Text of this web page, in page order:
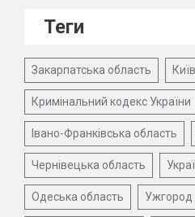
Теги
Закарпатська область Київ
Кримінальний кодекс України
Івано-Франківська область
Чернівецька область
Одеська область Ужгород